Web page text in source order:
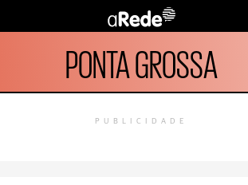
PONTA GROSSA
PUBLICIDADE